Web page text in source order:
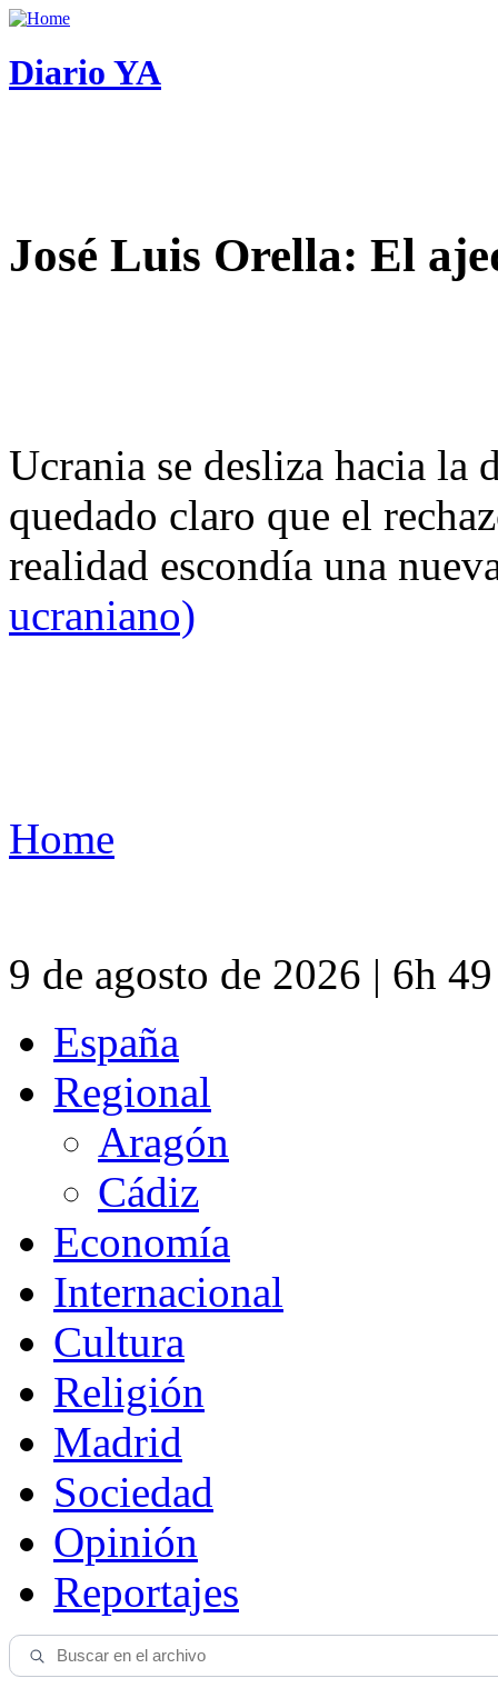
Diario YA
José Luis Orella: El
Ucrania se desliza hacia
quedado claro que el
realidad escondía una
ucraniano)
Home
9 de agosto de 2026 | 6h
España
Regional
Aragón
Cádiz
Economía
Internacional
Cultura
Religión
Madrid
Sociedad
Opinión
Reportajes